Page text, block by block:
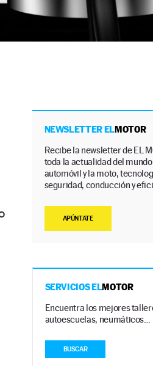
NEWSLETTER ELMOTOR
Recibe la newsletter de EL
toda la actualidad del
automóvil y la moto,
seguridad, conducción y
APÚNTATE
SERVICIOS ELMOTOR
Encuentra los mejores
autoescuelas, neumáticos…
BUSCAR